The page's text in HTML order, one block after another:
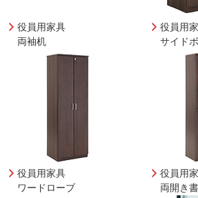
役員用家具
両袖机
役員用
サイド
役員用家具
ワードローブ
役員用
両開き